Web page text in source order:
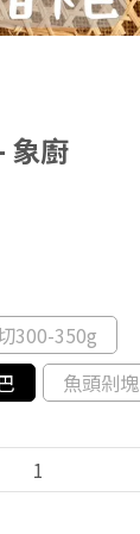
象廚
300-350g
魚頭剁塊